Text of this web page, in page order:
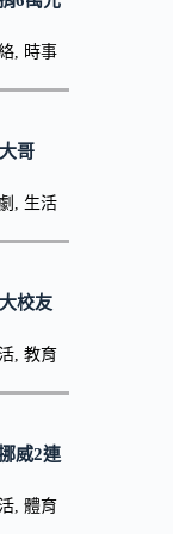
, 時事
大哥
, 生活
校友
, 教育
威2連
, 體育